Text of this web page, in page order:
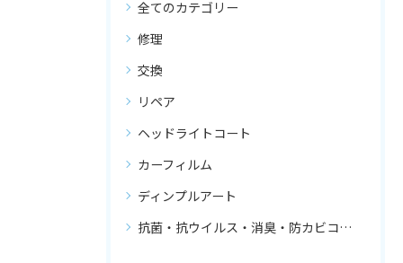
全てのカテゴリー
修理
交換
リペア
ヘッドライトコート
カーフィルム
ディンプルアート
抗菌・抗ウイルス・消臭・防カビコーティング